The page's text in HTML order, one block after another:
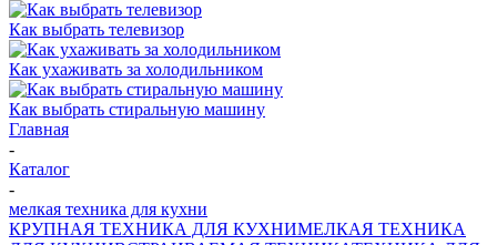
Как выбрать телевизор
Как ухаживать за холодильником
Как выбрать стиральную машину
Главная
-
Каталог
-
мелкая техника для кухни
КРУПНАЯ ТЕХНИКА ДЛЯ КУХНИМЕЛКАЯ ТЕХНИКА